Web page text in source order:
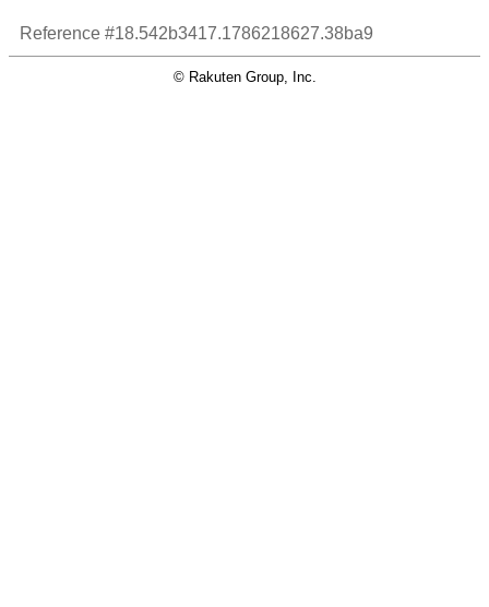
Reference #18.542b3417.1786218627.38ba9
© Rakuten Group, Inc.